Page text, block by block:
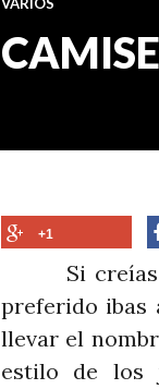
+1
Si creías
preferido ibas
llevar el
estilo de los